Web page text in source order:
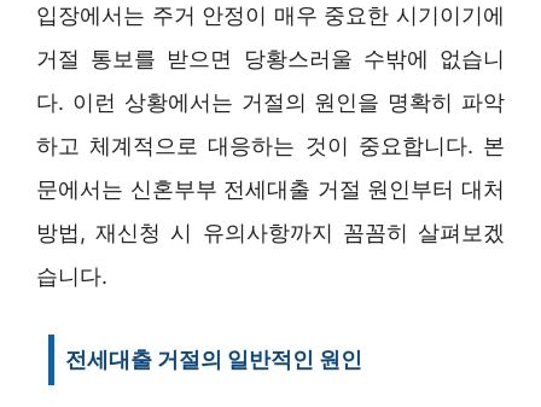
입장에서는 주거 안정이 매우 중요한 시기이기에
거절 통보를 받으면 당황스러울 수밖에 없습니
다. 이런 상황에서는 거절의 원인을 명확히 파악
하고 체계적으로 대응하는 것이 중요합니다. 본
문에서는 신혼부부 전세대출 거절 원인부터 대처
방법, 재신청 시 유의사항까지 꼼꼼히 살펴보겠
습니다.
전세대출 거절의 일반적인 원인